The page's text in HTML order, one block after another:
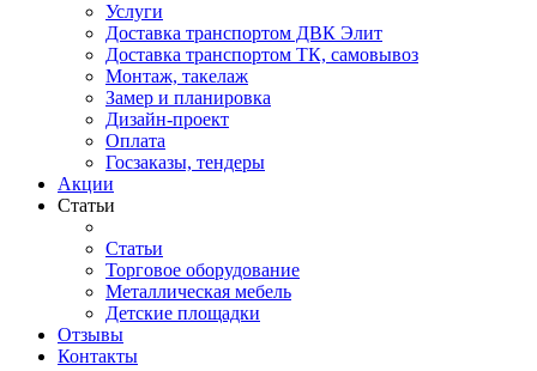
Услуги
Доставка транспортом ДВК Элит
Доставка транспортом ТК, самовывоз
Монтаж, такелаж
Замер и планировка
Дизайн-проект
Оплата
Госзаказы, тендеры
Акции
Статьи
Статьи
Торговое оборудование
Металлическая мебель
Детские площадки
Отзывы
Контакты